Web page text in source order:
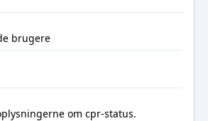
brugere
om cpr-status.